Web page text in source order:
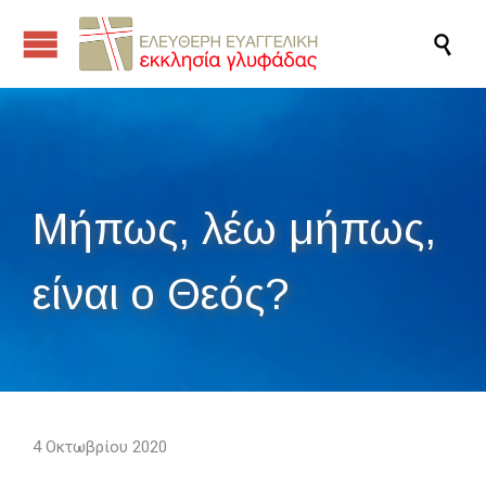

Μήπως, λέω μήπως,
είναι ο Θεός?
4 Οκτωβρίου 2020